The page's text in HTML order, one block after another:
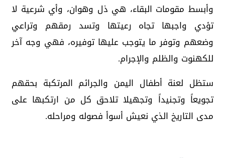
وأبسط مقومات البقاء، هي ذل وهوان، وأي شرعية لا
تؤدي واجبها تجاه رعيتها وتسد رمقهم وتراعي
وضعهم وتوفر ما يتوجب عليها توفيره، فهي وجه آخر
للكهنوت والظلم والإجرام.
ستظل لعنة أطفال اليمن والجرائم المرتكبة بحقهم
تجويعاً وتجنيداً وتجهيلا تلاحق كل من ارتكبها على
مدى التاريخ الذي نعيش أسوأ فصوله ومراحله.